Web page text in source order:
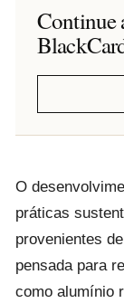
Continue
O
práticas
provenientes
pensada para
como alumínio